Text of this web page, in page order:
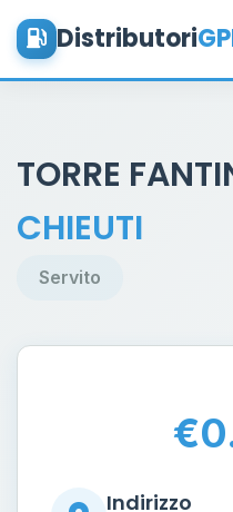
Distributori
TORRE
CHIEUTI
Servito
Indirizzo